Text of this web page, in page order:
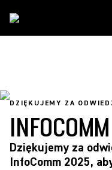
DZIĘKUJEMY ZA
Dziękujemy za
InfoComm 2025,